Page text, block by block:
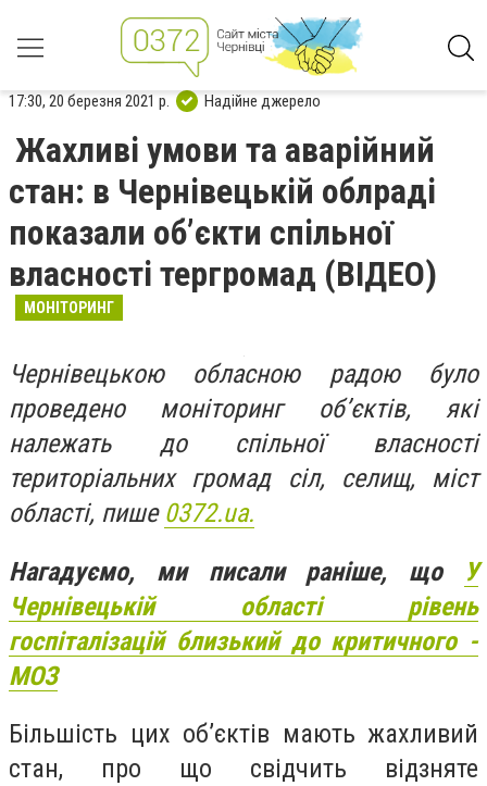
17:30, 20 березня 2021 р. Надійне джерело
Жахливі умови та аварійний
стан: в Чернівецькій облраді
показали об’єкти спільної
власності тергромад (ВІДЕО)
МОНІТОРИНГ
Чернівецькою обласною радою було
проведено моніторинг об’єктів, які
належать до спільної власності
територіальних громад сіл, селищ, міст
області, пише 0372.ua.
Нагадуємо, ми писали раніше, що
У
Чернівецькій області рівень
госпіталізацій близький до критичного -
МОЗ
Більшість цих об’єктів мають жахливий
стан, про що свідчить відзняте